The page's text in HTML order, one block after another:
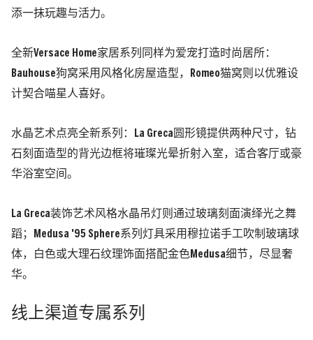
添一抹玩趣与活力。
全新Versace Home家居系列同样为爱宠打造时尚居所：
Bauhouse狗窝采用风格化房屋造型，Romeo猫窝则以优雅设
计契合喵星人喜好。
水晶艺术点亮全新系列：La Greca圆形镜提供两种尺寸，钻
石刻面造型的背光边框将璀璨光晕折射入室，适合客厅或豪
华浴室空间。
La Greca装饰艺术风格水晶吊灯则通过玻璃刻面演绎光之舞
蹈；Medusa '95 Sphere系列灯具采用穆拉诺手工吹制玻璃球
体，白色或大理石纹理饰面搭配金色Medusa细节，尽显奢
华。
线上渠道专属系列